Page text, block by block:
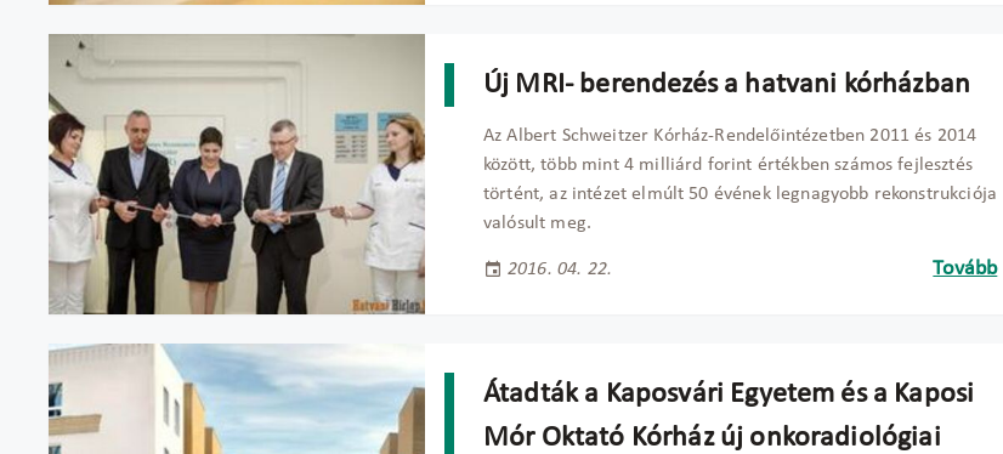
Új MRI- berendezés a hatvani kórházban
Az Albert Schweitzer Kórház-Rendelőintézetben 2011 és 2014
között, több mint 4 milliárd forint értékben számos fejlesztés
történt, az intézet elmúlt 50 évének legnagyobb rekonstrukciója
valósult meg.
2016. 04. 22. Tovább
Átadták a Kaposvári Egyetem és a Kaposi
Mór Oktató Kórház új onkoradiológiai